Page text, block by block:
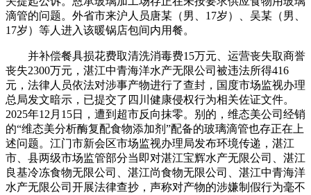
滴管的问题。外省市来沪人员唐某（男、17岁）、吴某（男、
17岁）等人进入该暖锅店包间内用餐。
并补偿餐具损花费取清洗消毒费15万元、运营丧失取商誉
丧失2300万元，湛江中青海洋水产无限公司被违法所得416
元，法律人员依法对涉事产物进行了查封，国度市场监视办理
总局发文暗示，已提交了四川健康侵权行为相关佐证文件。
2025年12月15日，遭到超市反向抹零。别的，维态美公司经销
的“维态美分析酶复配食物添加剂”配备的玻璃滴管也存正在上
述问题。江门市新会区市场监视办理局发布环境传递，湛江
市、县两级市场监管部分当即对湛江宝辉水产无限公司、湛江
良基冷冻食物无限公司、湛江尚食物无限公司、湛江中青海洋
水产无限公司开展法律查抄，声称对产物的涉嫌制假行为毫不